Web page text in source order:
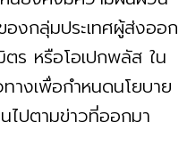
งกลุ่มประเทศผู้ส่งออก
ร หรือโอเปกพลัส ใน
างเพื่อกำหนดนโยบาย
ไปตามข่าวที่ออกมา